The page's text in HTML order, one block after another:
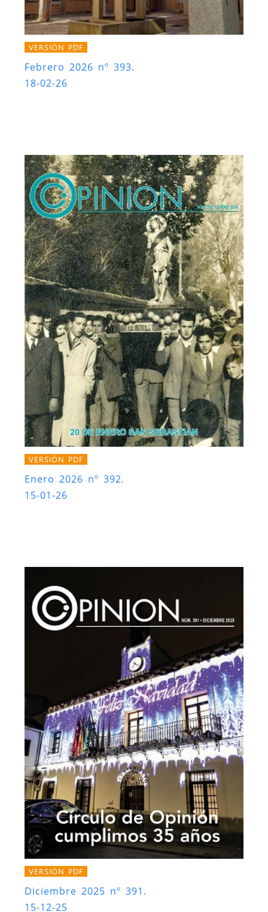
VERSIÓN PDF
Febrero 2026 nº 393.
18-02-26
VERSIÓN PDF
Enero 2026 nº 392.
15-01-26
VERSIÓN PDF
Diciembre 2025 nº 391.
15-12-25